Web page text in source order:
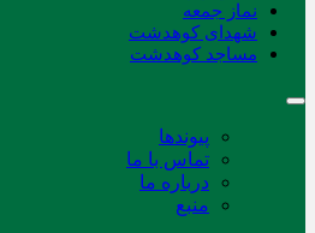
نماز جمعه
شهدای کوهدشت
مساجد کوهدشت
پیوندها
تماس با ما
درباره ما
منبع